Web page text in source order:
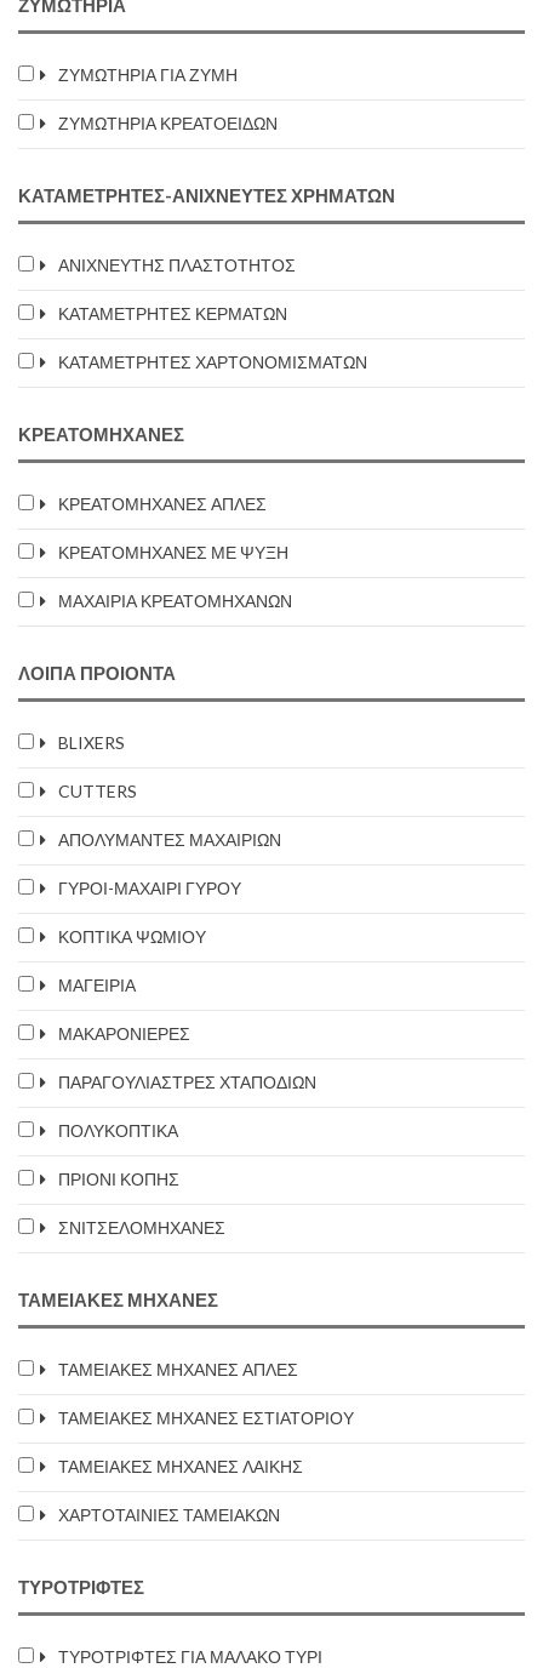
ΖΥΜΩΤΗΡΙΑ
ΖΥΜΩΤΗΡΙΑ ΓΙΑ ΖΥΜΗ
ΖΥΜΩΤΗΡΙΑ ΚΡΕΑΤΟΕΙΔΩΝ
ΚΑΤΑΜΕΤΡΗΤΕΣ-ΑΝΙΧΝΕΥΤΕΣ ΧΡΗΜΑΤΩΝ
ΑΝΙΧΝΕΥΤΗΣ ΠΛΑΣΤΟΤΗΤΟΣ
ΚΑΤΑΜΕΤΡΗΤΕΣ ΚΕΡΜΑΤΩΝ
ΚΑΤΑΜΕΤΡΗΤΕΣ ΧΑΡΤΟΝΟΜΙΣΜΑΤΩΝ
ΚΡΕΑΤΟΜΗΧΑΝΕΣ
ΚΡΕΑΤΟΜΗΧΑΝΕΣ ΑΠΛΕΣ
ΚΡΕΑΤΟΜΗΧΑΝΕΣ ΜΕ ΨΥΞΗ
ΜΑΧΑΙΡΙΑ ΚΡΕΑΤΟΜΗΧΑΝΩΝ
ΛΟΙΠΑ ΠΡΟΙΟΝΤΑ
BLIXERS
CUTTERS
ΑΠΟΛΥΜΑΝΤΕΣ ΜΑΧΑΙΡΙΩΝ
ΓΥΡΟΙ-ΜΑΧΑΙΡΙ ΓΥΡΟΥ
ΚΟΠΤΙΚΑ ΨΩΜΙΟΥ
ΜΑΓΕΙΡΙΑ
ΜΑΚΑΡΟΝΙΕΡΕΣ
ΠΑΡΑΓΟΥΛΙΑΣΤΡΕΣ ΧΤΑΠΟΔΙΩΝ
ΠΟΛΥΚΟΠΤΙΚΑ
ΠΡΙΟΝΙ ΚΟΠΗΣ
ΣΝΙΤΣΕΛΟΜΗΧΑΝΕΣ
ΤΑΜΕΙΑΚΕΣ ΜΗΧΑΝΕΣ
ΤΑΜΕΙΑΚΕΣ ΜΗΧΑΝΕΣ ΑΠΛΕΣ
ΤΑΜΕΙΑΚΕΣ ΜΗΧΑΝΕΣ ΕΣΤΙΑΤΟΡΙΟΥ
ΤΑΜΕΙΑΚΕΣ ΜΗΧΑΝΕΣ ΛΑΙΚΗΣ
ΧΑΡΤΟΤΑΙΝΙΕΣ ΤΑΜΕΙΑΚΩΝ
ΤΥΡΟΤΡΙΦΤΕΣ
ΤΥΡΟΤΡΙΦΤΕΣ ΓΙΑ ΜΑΛΑΚΟ ΤΥΡΙ